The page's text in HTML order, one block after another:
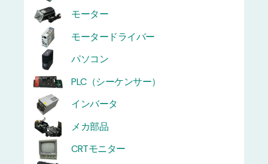
モーター
モータードライバー
パソコン
PLC（シーケンサー）
インバータ
メカ部品
CRTモニター